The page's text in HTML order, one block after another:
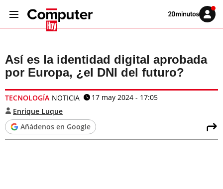
Volver
Iniciar
sesión
Así es la identidad digital aprobada
por Europa, ¿el DNI del futuro?
TECNOLOGÍA NOTICIA
17 may 2024 - 17:05
Enrique Luque
Añádenos en Google